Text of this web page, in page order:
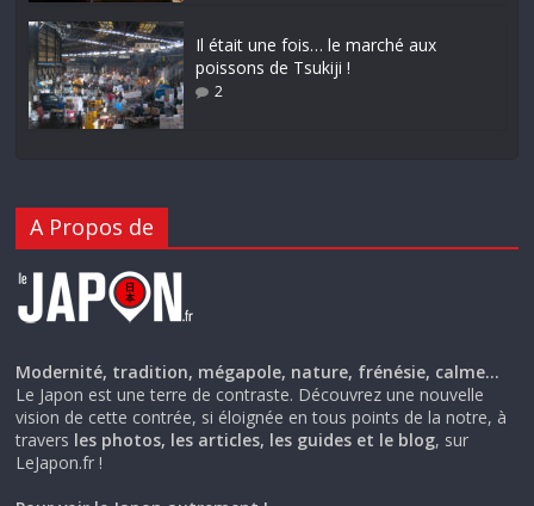
Il était une fois… le marché aux
poissons de Tsukiji !
2
A Propos de
Modernité, tradition, mégapole, nature, frénésie, calme…
Le Japon est une terre de contraste. Découvrez une nouvelle
vision de cette contrée, si éloignée en tous points de la notre, à
travers les photos, les articles, les guides et le blog, sur
LeJapon.fr !